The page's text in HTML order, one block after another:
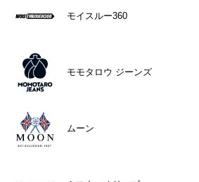
モイスルー360
モモタロウ ジーンズ
ムーン